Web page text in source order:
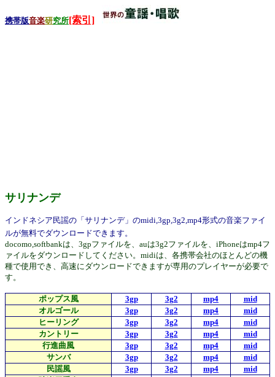
携帯版音楽研究所[索引]
サリナンデ
インドネシア民謡の「サリナンデ」のmidi,3gp,3g2,mp4形式の音楽ファイ
ルが無料でダウンロードできます。
docomo,softbankは、3gpファイルを、auは3g2ファイルを、iPhoneはmp4フ
ァイルをダウンロードしてください。midiは、各携帯会社のほとんどの機
種で使用でき、高速にダウンロードできますが専用のプレイヤーが必要で
す。
ポップス風 3gp 3g2 mp4
mid
オルゴール
3gp 3g2 mp4
mid
ヒーリング
3gp 3g2 mp4
mid
カントリー
3gp 3g2 mp4
mid
行進曲風
3gp 3g2 mp4
mid
サンバ
3gp 3g2 mp4
mid
民謡風
3gp 3g2 mp4
mid